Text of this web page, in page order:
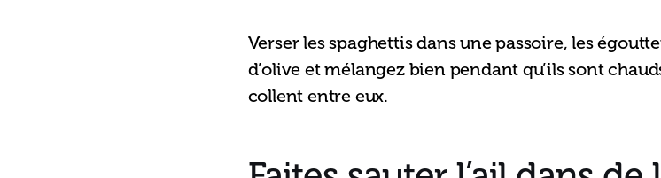
Verser les spaghettis dans une passoire, les
d’olive et mélangez bien pendant qu’ils sont
collent entre eux.